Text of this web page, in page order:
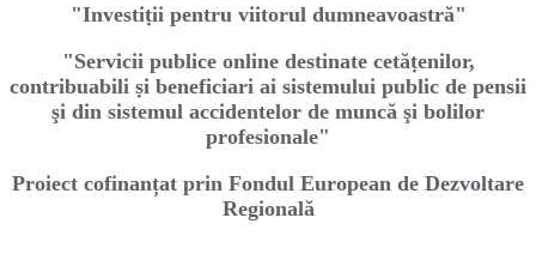
"Investiṭii pentru viitorul dumneavoastră"
"Servicii publice online destinate cetăṭenilor,
contribuabili ṣi beneficiari ai sistemului public de pensii
şi din sistemul accidentelor de muncă şi bolilor
profesionale"
Proiect cofinanțat prin Fondul European de Dezvoltare
Regională